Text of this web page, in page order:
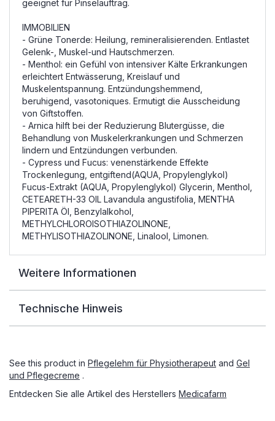
geeignet für Pinselauftrag.
IMMOBILIEN
- Grüne Tonerde: Heilung, remineralisierenden. Entlastet
Gelenk-, Muskel-und Hautschmerzen.
- Menthol: ein Gefühl von intensiver Kälte Erkrankungen
erleichtert Entwässerung, Kreislauf und
Muskelentspannung. Entzündungshemmend,
beruhigend, vasotoniques. Ermutigt die Ausscheidung
von Giftstoffen.
- Arnica hilft bei der Reduzierung Blutergüsse, die
Behandlung von Muskelerkrankungen und Schmerzen
lindern und Entzündungen verbunden.
- Cypress und Fucus: venenstärkende Effekte
Trockenlegung, entgiftend(AQUA, Propylenglykol)
Fucus-Extrakt (AQUA, Propylenglykol) Glycerin, Menthol,
CETEARETH-33 OIL Lavandula angustifolia, MENTHA
PIPERITA Öl, Benzylalkohol,
METHYLCHLOROISOTHIAZOLINONE,
METHYLISOTHIAZOLINONE, Linalool, Limonen.
Weitere Informationen
Technische Hinweis
See this product in Pflegelehm für Physiotherapeut and Gel
und Pflegecreme .
Entdecken Sie alle Artikel des Herstellers Medicafarm